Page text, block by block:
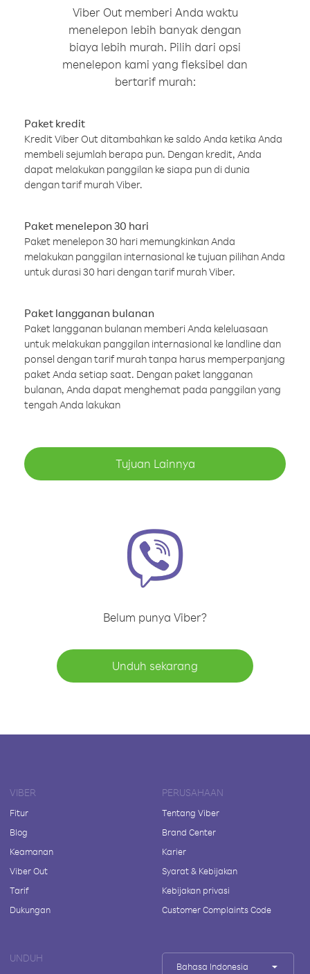
Viber Out memberi Anda waktu
menelepon lebih banyak dengan
biaya lebih murah. Pilih dari opsi
menelepon kami yang fleksibel dan
bertarif murah:
Paket kredit
Kredit Viber Out ditambahkan ke saldo Anda ketika Anda
membeli sejumlah berapa pun. Dengan kredit, Anda
dapat melakukan panggilan ke siapa pun di dunia
dengan tarif murah Viber.
Paket menelepon 30 hari
Paket menelepon 30 hari memungkinkan Anda
melakukan panggilan internasional ke tujuan pilihan Anda
untuk durasi 30 hari dengan tarif murah Viber.
Paket langganan bulanan
Paket langganan bulanan memberi Anda keleluasaan
untuk melakukan panggilan internasional ke landline dan
ponsel dengan tarif murah tanpa harus memperpanjang
paket Anda setiap saat. Dengan paket langganan
bulanan, Anda dapat menghemat pada panggilan yang
tengah Anda lakukan
Tujuan Lainnya
Belum punya Viber?
Unduh sekarang
VIBER
Fitur
Blog
Keamanan
Viber Out
Tarif
Dukungan
PERUSAHAAN
Tentang Viber
Brand Center
Karier
Syarat & Kebijakan
Kebijakan privasi
Customer Complaints Code
UNDUH
Bahasa Indonesia